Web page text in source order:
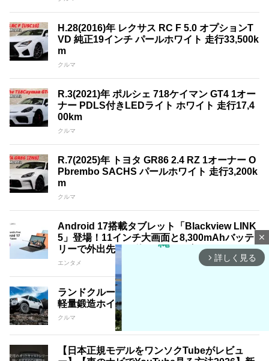
H.28(2016)年 レクサス RC F 5.0 オプションT
VD 純正19インチ パールホワイト 走行33,500k
m
クルマ
R.3(2021)年 ポルシェ 718ケイマン GT4 1オー
ナー PDLS付きLEDライト ホワイト 走行17,4
00km
クルマ
R.7(2025)年 トヨタ GR86 2.4 RZ 1オーナー O
Pbrembo SACHS パールホワイト 走行3,200k
m
クルマ
Android 17搭載タブレット「Blackview LINK
5」登場！11インチ大画面と8,300mAhバッテ
リーで外出先でも使いやすい1台
エンタメ
ランドクルーザー250を三様に魅せる18インチ
軽量鍛造ホイール｢A･LAP｣3銘柄紹介
クルマ
【日本正規モデルをワンソクTubeがレビュ
close
arrow_forward_ios 詳しく見る